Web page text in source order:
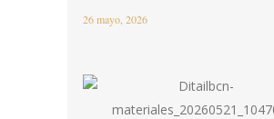
26 mayo, 2026